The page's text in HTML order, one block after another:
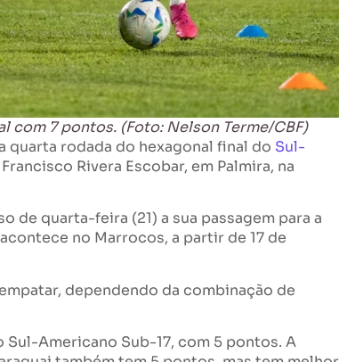
com 7 pontos. (Foto: Nelson Terme/CBF)
quarta rodada do hexagonal final do Sul-
Rivera Escobar, em Palmira, na
de quarta-feira (21) a sua passagem para a
no Marrocos, a partir de 17 de
dependendo da combinação de
Americano Sub-17, com 5 pontos. A